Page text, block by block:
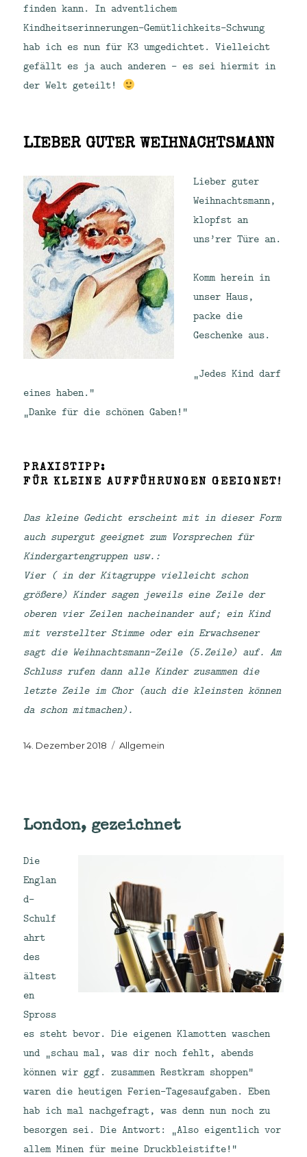
finden kann. In adventlichem
Kindheitserinnerungen-Gemütlichkeits-Schwung
hab ich es nun für K3 umgedichtet. Vielleicht
gefällt es ja auch anderen – es sei hiermit in
der Welt geteilt!
LIEBER GUTER WEIHNACHTSMANN
Lieber guter
Weihnachtsmann,
klopfst an
uns’rer Türe an.
Komm herein in
unser Haus,
packe die
Geschenke aus.
„Jedes Kind darf
eines haben.“
„Danke für die schönen Gaben!“
PRAXISTIPP:
FÜR KLEINE AUFFÜHRUNGEN GEEIGNET!
Das kleine Gedicht erscheint mit in dieser Form
auch supergut geeignet zum Vorsprechen für
Kindergartengruppen usw.:
Vier ( in der Kitagruppe vielleicht schon
größere) Kinder sagen jeweils eine Zeile der
oberen vier Zeilen nacheinander auf; ein Kind
mit verstellter Stimme oder ein Erwachsener
sagt die Weihnachtsmann-Zeile (5.Zeile) auf. Am
Schluss rufen dann alle Kinder zusammen die
letzte Zeile im Chor (auch die kleinsten können
da schon mitmachen).
Veröffentlicht
14. Dezember 2018 Kategorien
Allgemein
London, gezeichnet
Die
Englan
d-
Schulf
ahrt
des
ältest
en
Spross
es steht bevor. Die eigenen Klamotten waschen
und „schau mal, was dir noch fehlt, abends
können wir ggf. zusammen Restkram shoppen“
waren die heutigen Ferien-Tagesaufgaben. Eben
hab ich mal nachgefragt, was denn nun noch zu
besorgen sei. Die Antwort: „Also eigentlich vor
allem Minen für meine Druckbleistifte!“